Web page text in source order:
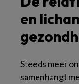
en
Steeds meer
samenhangt